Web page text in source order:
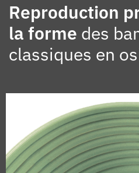
Reproduction
la forme des
classiques en